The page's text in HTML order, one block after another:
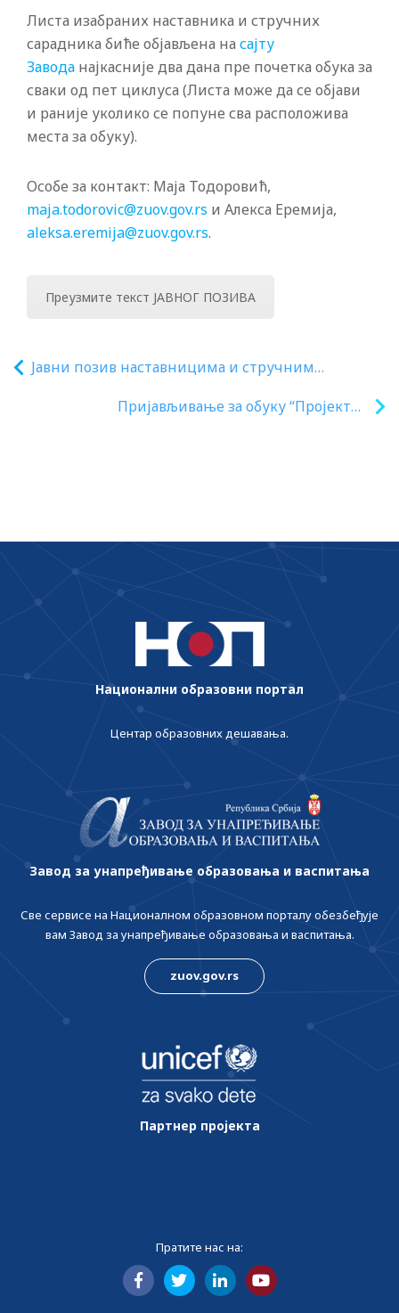
Листа изабраних наставника и стручних
сарадника биће објављена на сајту
Завода најкасније два дана пре почетка обука за
сваки од пет циклуса (Листа може да се објави
и раније уколико се попуне сва расположива
места за обуку).
Особе за контакт: Маја Тодоровић,
maja.todorovic@zuov.gov.rs и Алекса Еремија,
aleksa.eremija@zuov.gov.rs.
Преузмите текст ЈАВНОГ ПОЗИВА
Јавни позив наставницима и стручним
пријаве за похађање бесплатних онлајн обука
Пријављивање за обуку “Пројектна
Национални образовни портал
Центар образовних дешавања.
Завод за унапређивање образовања и васпитања
Све сервисе на Националном образовном порталу обезбеђује
вам Завод за унапређивање образовања и васпитања.
zuov.gov.rs
Партнер пројекта
Пратите нас на: